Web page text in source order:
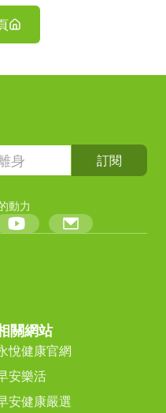
訂閱
動力
關網站
悅健康官網
安樂活
安健康嚴選